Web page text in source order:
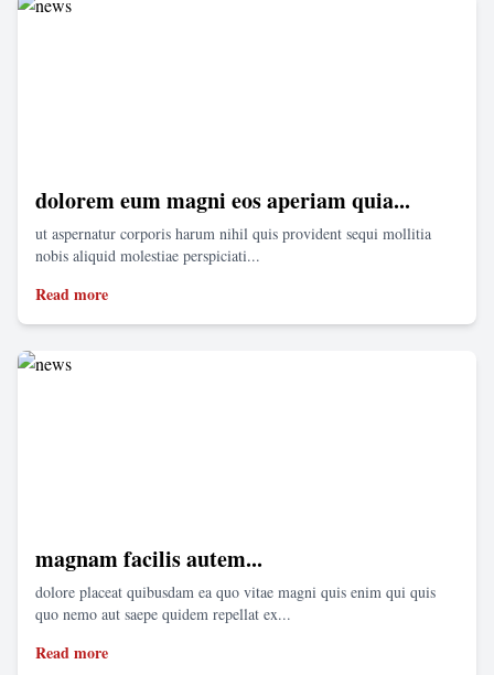
dolorem eum magni eos aperiam quia...
ut aspernatur corporis harum nihil quis provident sequi mollitia
nobis aliquid molestiae perspiciati...
Read more
magnam facilis autem...
dolore placeat quibusdam ea quo vitae magni quis enim qui quis
quo nemo aut saepe quidem repellat ex...
Read more